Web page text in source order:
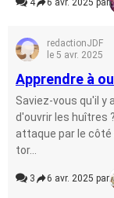
4 6 avr. 2025 par
redactionJDF
le 5 avr. 2025
Apprendre à
Saviez-vous qu'il y
d'ouvrir les huîtres
attaque par le côté
tor...
3 6 avr. 2025 par